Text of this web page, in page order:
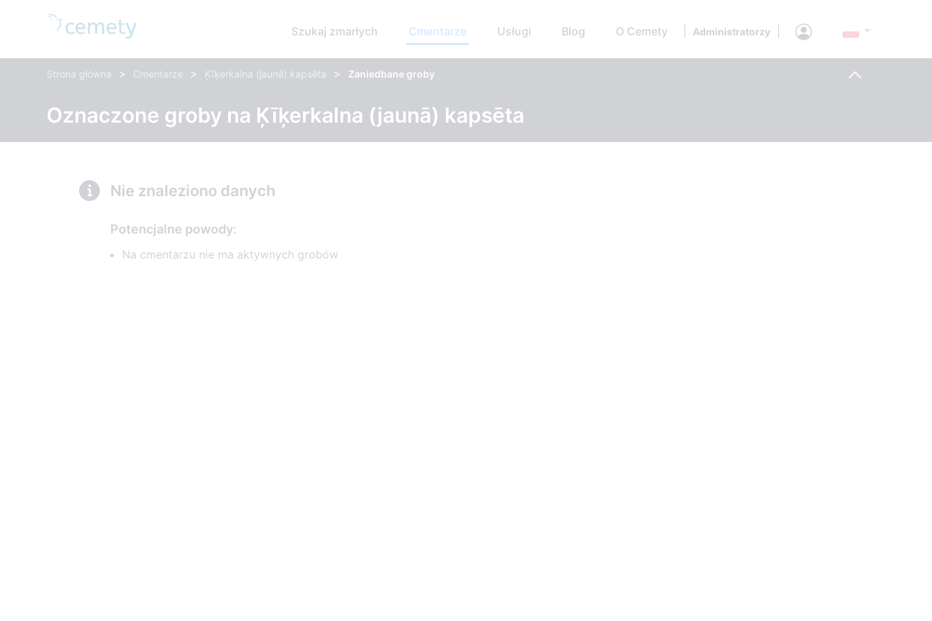
Szukaj zmarłych Cmentarze Usługi Blog O Cemety Administratorzy
Strona główna > Cmentarze > Ķīķerkalna (jaunā) kapsēta > Zaniedbane groby
Oznaczone groby na Ķīķerkalna (jaunā) kapsēta
Nie znaleziono danych
Potencjalne powody:
Na cmentarzu nie ma aktywnych grobów